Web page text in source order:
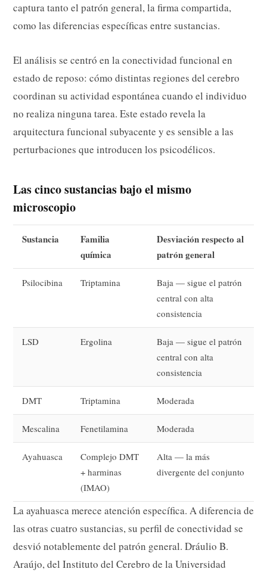
captura tanto el patrón general, la firma compartida,
como las diferencias específicas entre sustancias.
El análisis se centró en la conectividad funcional en
estado de reposo: cómo distintas regiones del cerebro
coordinan su actividad espontánea cuando el individuo
no realiza ninguna tarea. Este estado revela la
arquitectura funcional subyacente y es sensible a las
perturbaciones que introducen los psicodélicos.
Las cinco sustancias bajo el mismo
microscopio
Sustancia
Familia
química
Desviación respecto al
patrón general
Psilocibina Triptamina
Baja — sigue el patrón
central con alta
consistencia
LSD Ergolina
Baja — sigue el patrón
central con alta
consistencia
DMT Triptamina Moderada
Mescalina Fenetilamina Moderada
Ayahuasca
Complejo DMT
+ harminas
(IMAO)
Alta — la más
divergente del conjunto
La ayahuasca merece atención específica. A diferencia de
las otras cuatro sustancias, su perfil de conectividad se
desvió notablemente del patrón general. Dráulio B.
Araújo, del Instituto del Cerebro de la Universidad